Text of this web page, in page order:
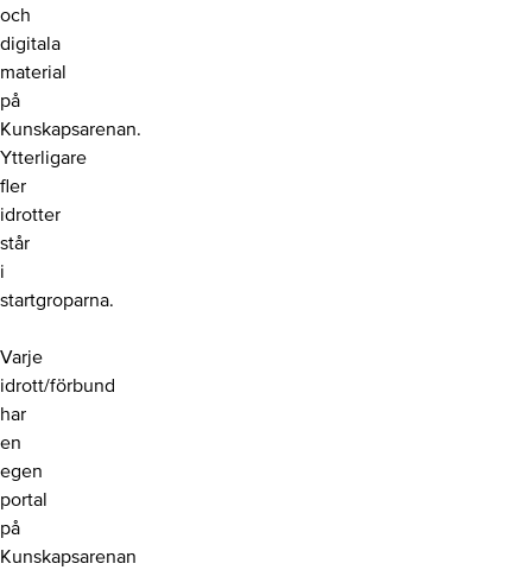
och
digitala
material
på
Kunskapsarenan.
Ytterligare
fler
idrotter
står
i
startgroparna.
Varje
idrott/förbund
har
en
egen
portal
på
Kunskapsarenan